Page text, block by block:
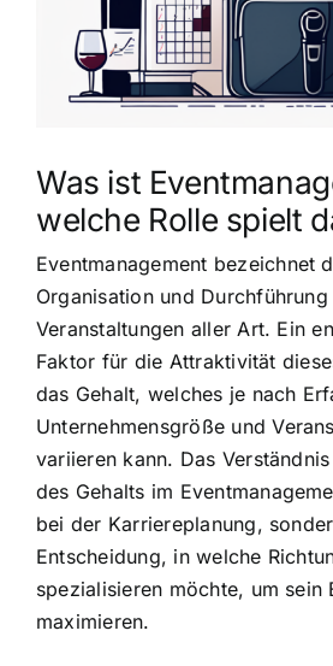
Was ist
welche Rolle spielt
Eventmanagement bezeichnet
Organisation und
Veranstaltungen aller Art. Ein
Faktor für die Attraktivität
das Gehalt, welches je nach
Unternehmensgröße und
variieren kann. Das
des Gehalts im
bei der Karriereplanung,
Entscheidung, in welche
spezialisieren möchte, um sein
maximieren.